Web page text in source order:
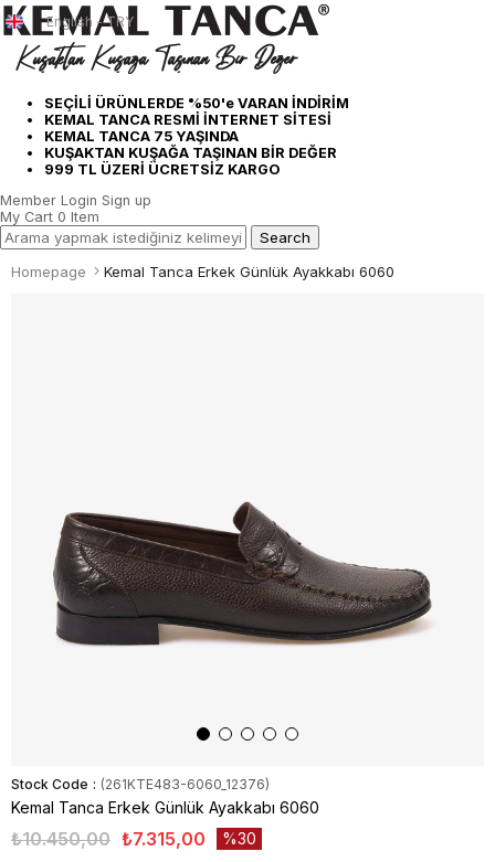
SEÇİLİ ÜRÜNLERDE %50'e VARAN İNDİRİM
KEMAL TANCA RESMİ İNTERNET SİTESİ
KEMAL TANCA 75 YAŞINDA
KUŞAKTAN KUŞAĞA TAŞINAN BİR DEĞER
999 TL ÜZERİ ÜCRETSİZ KARGO
English - TRY
Member Login Sign up
My Cart 0 Item
Homepage Kemal Tanca Erkek Günlük Ayakkabı 6060
Stock Code (261KTE483-6060_12376)
Kemal Tanca Erkek Günlük Ayakkabı 6060
₺10.450,00 ₺7.315,00 30